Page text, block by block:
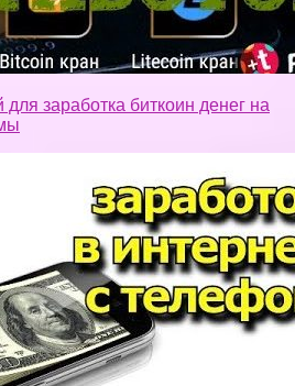
заработка биткоин денег на